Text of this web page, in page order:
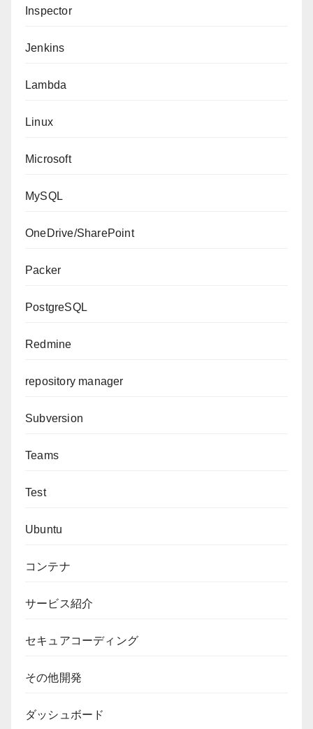
Inspector
Jenkins
Lambda
Linux
Microsoft
MySQL
OneDrive/SharePoint
Packer
PostgreSQL
Redmine
repository manager
Subversion
Teams
Test
Ubuntu
コンテナ
サービス紹介
セキュアコーディング
その他開発
ダッシュボード